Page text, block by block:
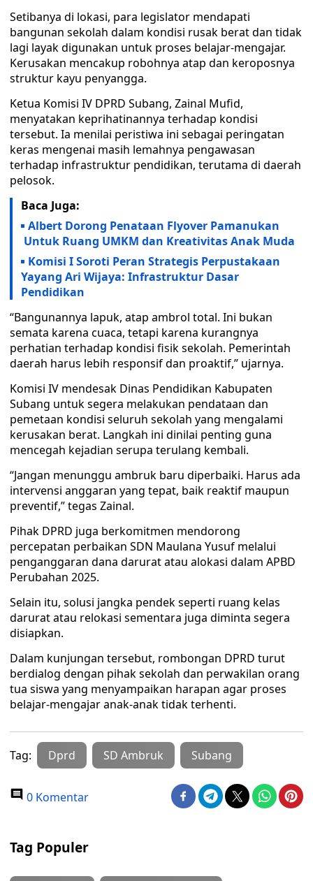
Setibanya di lokasi, para legislator mendapati
bangunan sekolah dalam kondisi rusak berat dan tidak
lagi layak digunakan untuk proses belajar-mengajar.
Kerusakan mencakup robohnya atap dan keroposnya
struktur kayu penyangga.
Ketua Komisi IV DPRD Subang, Zainal Mufid,
menyatakan keprihatinannya terhadap kondisi
tersebut. Ia menilai peristiwa ini sebagai peringatan
keras mengenai masih lemahnya pengawasan
terhadap infrastruktur pendidikan, terutama di daerah
pelosok.
Baca Juga:
Albert Dorong Penataan Flyover Pamanukan
Untuk Ruang UMKM dan Kreativitas Anak Muda
Komisi I Soroti Peran Strategis Perpustakaan
Yayang Ari Wijaya: Infrastruktur Dasar
Pendidikan
“Bangunannya lapuk, atap ambrol total. Ini bukan
semata karena cuaca, tetapi karena kurangnya
perhatian terhadap kondisi fisik sekolah. Pemerintah
daerah harus lebih responsif dan proaktif,” ujarnya.
Komisi IV mendesak Dinas Pendidikan Kabupaten
Subang untuk segera melakukan pendataan dan
pemetaan kondisi seluruh sekolah yang mengalami
kerusakan berat. Langkah ini dinilai penting guna
mencegah kejadian serupa terulang kembali.
“Jangan menunggu ambruk baru diperbaiki. Harus ada
intervensi anggaran yang tepat, baik reaktif maupun
preventif,” tegas Zainal.
Pihak DPRD juga berkomitmen mendorong
percepatan perbaikan SDN Maulana Yusuf melalui
penganggaran dana darurat atau alokasi dalam APBD
Perubahan 2025.
Selain itu, solusi jangka pendek seperti ruang kelas
darurat atau relokasi sementara juga diminta segera
disiapkan.
Dalam kunjungan tersebut, rombongan DPRD turut
berdialog dengan pihak sekolah dan perwakilan orang
tua siswa yang menyampaikan harapan agar proses
belajar-mengajar anak-anak tidak terhenti.
Tag: Dprd SD Ambruk Subang
0 Komentar
Tag Populer